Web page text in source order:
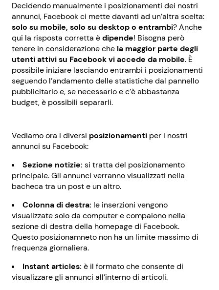
Decidendo manualmente i posizionamenti dei nostri
annunci, Facebook ci mette davanti ad un’altra scelta:
solo su mobile, solo su desktop o entrambi? Anche
qui la risposta corretta èdipende! Bisogna però
tenere in considerazione che la maggior parte degli
utenti attivi su Facebook vi accede da mobile. È
possibile iniziare lasciando entrambi i posizionamenti
seguendo l’andamento delle statistiche dal pannello
pubblicitario e, se necessario e c’è abbastanza
budget, è possibili separarli.
Vediamo ora i diversi posizionamenti per i nostri
annunci su Facebook:
Sezione notizie: si tratta del posizionamento
principale. Gli annunci verranno visualizzati nella
bacheca tra un post e un altro.
Colonna di destra: le inserzioni vengono
visualizzate solo da computer e compaiono nella
sezione di destra della homepage di Facebook.
Questo posizionamneto non ha un limite massimo di
frequenza giornaliera.
Instant articles: è il formato che consente di
visualizzare gli annunci all’interno di articoli.